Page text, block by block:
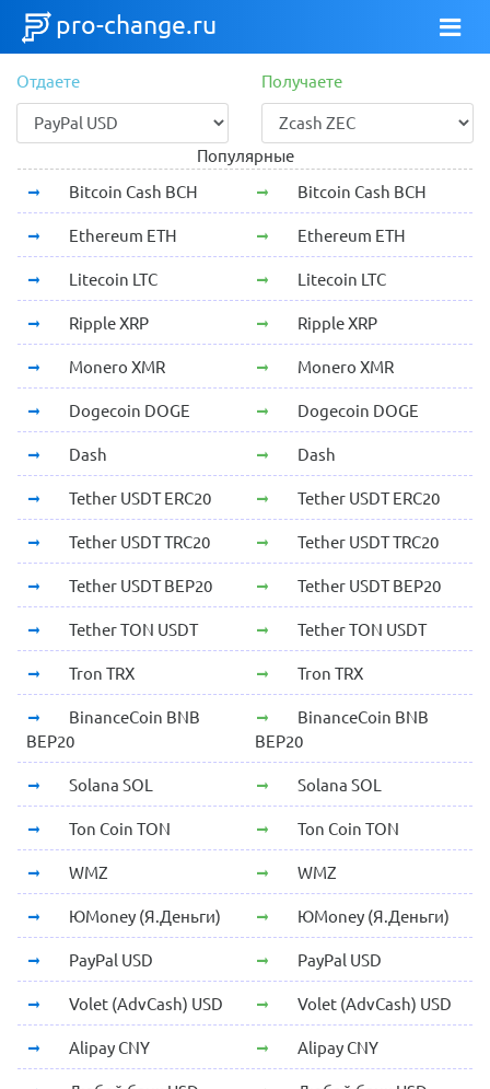
pro-change.ru
Отдаете Получаете
Популярные
Bitcoin Cash BCH
Bitcoin Cash BCH
Ethereum ETH Ethereum ETH
Litecoin LTC Litecoin LTC
Ripple XRP Ripple XRP
Monero XMR Monero XMR
Dogecoin DOGE Dogecoin DOGE
Dash Dash
Tether USDT ERC20 Tether USDT ERC20
Tether USDT TRC20 Tether USDT TRC20
Tether USDT BEP20 Tether USDT BEP20
Tether TON USDT Tether TON USDT
Tron TRX Tron TRX
BinanceCoin BNB
BEP20
BinanceCoin BNB
BEP20
Solana SOL Solana SOL
Ton Coin TON Ton Coin TON
WMZ WMZ
ЮMoney (Я.Деньги) ЮMoney (Я.Деньги)
PayPal USD PayPal USD
Volet (AdvCash) USD Volet (AdvCash) USD
Alipay CNY Alipay CNY